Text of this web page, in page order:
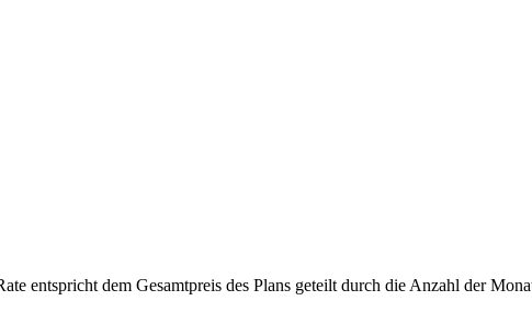
entspricht dem Gesamtpreis des Plans geteilt durch die Anzahl der